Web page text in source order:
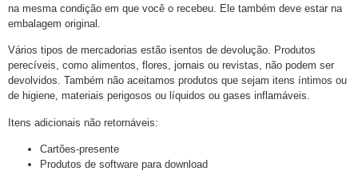
na mesma condição em que você o recebeu. Ele também deve estar na
embalagem original.
Vários tipos de mercadorias estão isentos de devolução. Produtos
perecíveis, como alimentos, flores, jornais ou revistas, não podem ser
devolvidos. Também não aceitamos produtos que sejam itens íntimos ou
de higiene, materiais perigosos ou líquidos ou gases inflamáveis.
Itens adicionais não retornáveis:
Cartões-presente
Produtos de software para download